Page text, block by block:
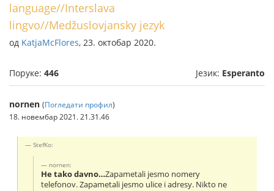
language//Interslava
lingvo//Medžuslovjansky jezyk
од KatjaMcFlores, 23. октобар 2020.
Поруке: 446 Језик: Esperanto
nornen (Погледати профил)
18. новембар 2021. 21.31.46
StefKo:
nornen:
He tako davno…Zapametali jesmo nomery
telefonov. Zapametali jesmo ulice i adresy. Nikto ne